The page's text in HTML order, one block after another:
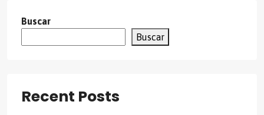
Buscar
Buscar
Recent Posts